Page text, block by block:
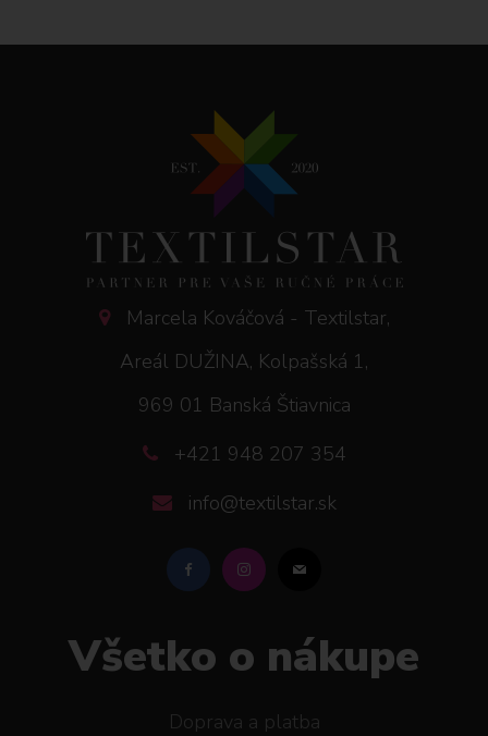
Marcela Kováčová - Textilstar,
Areál DUŽINA, Kolpašská 1,
969 01 Banská Štiavnica
+421 948 207 354
info@textilstar.sk
Všetko o nákupe
Doprava a platba